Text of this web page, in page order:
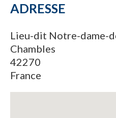
ADRESSE
Lieu-dit Notre-dame-
Chambles
42270
France